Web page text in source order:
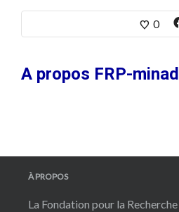
0
A propos FRP-minad
À PROPOS
La Fondation pour la